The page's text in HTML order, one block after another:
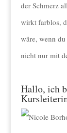
der Schmerz
wirkt farblos,
wäre, wenn
nicht nur mit
Hallo, ich